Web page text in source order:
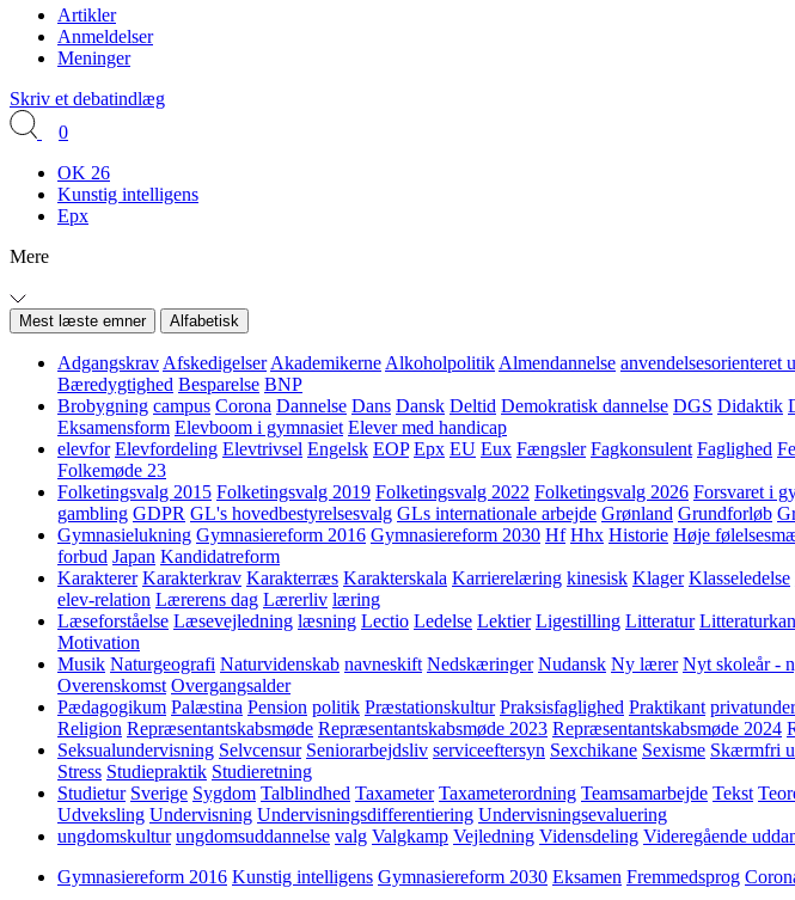
Artikler
Anmeldelser
Meninger
Skriv et debatindlæg
0
OK 26
Kunstig intelligens
Epx
Mere
Mest læste emner Alfabetisk
Adgangskrav Afskedigelser Akademikerne Alkoholpolitik Almendannelse anvendelsesorienteret
Bæredygtighed Besparelse BNP
Brobygning campus Corona Dannelse Dans Dansk Deltid Demokratisk dannelse DGS Didaktik
Eksamensform Elevboom i gymnasiet Elever med handicap
elevfor Elevfordeling Elevtrivsel Engelsk EOP Epx EU Eux Fængsler Fagkonsulent Faglighed
Folkemøde 23
Folketingsvalg 2015 Folketingsvalg 2019 Folketingsvalg 2022 Folketingsvalg 2026 Forsvaret i
gambling GDPR GL's hovedbestyrelsesvalg GLs internationale arbejde Grønland Grundforløb
Gymnasielukning Gymnasiereform 2016 Gymnasiereform 2030 Hf Hhx Historie Høje
forbud Japan Kandidatreform
Karakterer Karakterkrav Karakterræs Karakterskala Karrierelæring kinesisk Klager Klasseledelse
elev-relation Lærerens dag Lærerliv læring
Læseforståelse Læsevejledning læsning Lectio Ledelse Lektier Ligestilling Litteratur
Motivation
Musik Naturgeografi Naturvidenskab navneskift Nedskæringer Nudansk Ny lærer Nyt skoleår -
Overenskomst Overgangsalder
Pædagogikum Palæstina Pension politik Præstationskultur Praksisfaglighed Praktikant
Religion Repræsentantskabsmøde Repræsentantskabsmøde 2023 Repræsentantskabsmøde 2024
Seksualundervisning Selvcensur Seniorarbejdsliv serviceeftersyn Sexchikane Sexisme Skærmfri
Stress Studiepraktik Studieretning
Studietur Sverige Sygdom Talblindhed Taxameter Taxameterordning Teamsamarbejde Tekst
Udveksling Undervisning Undervisningsdifferentiering Undervisningsevaluering
ungdomskultur ungdomsuddannelse valg Valgkamp Vejledning Vidensdeling Videregående
Gymnasiereform 2016 Kunstig intelligens Gymnasiereform 2030 Eksamen Fremmedsprog